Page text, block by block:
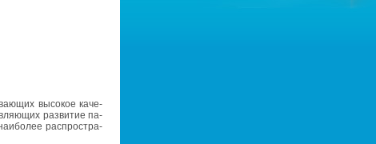
вы­со­кое ка­че­
раз­ви­тие па­
рас­про­стра­